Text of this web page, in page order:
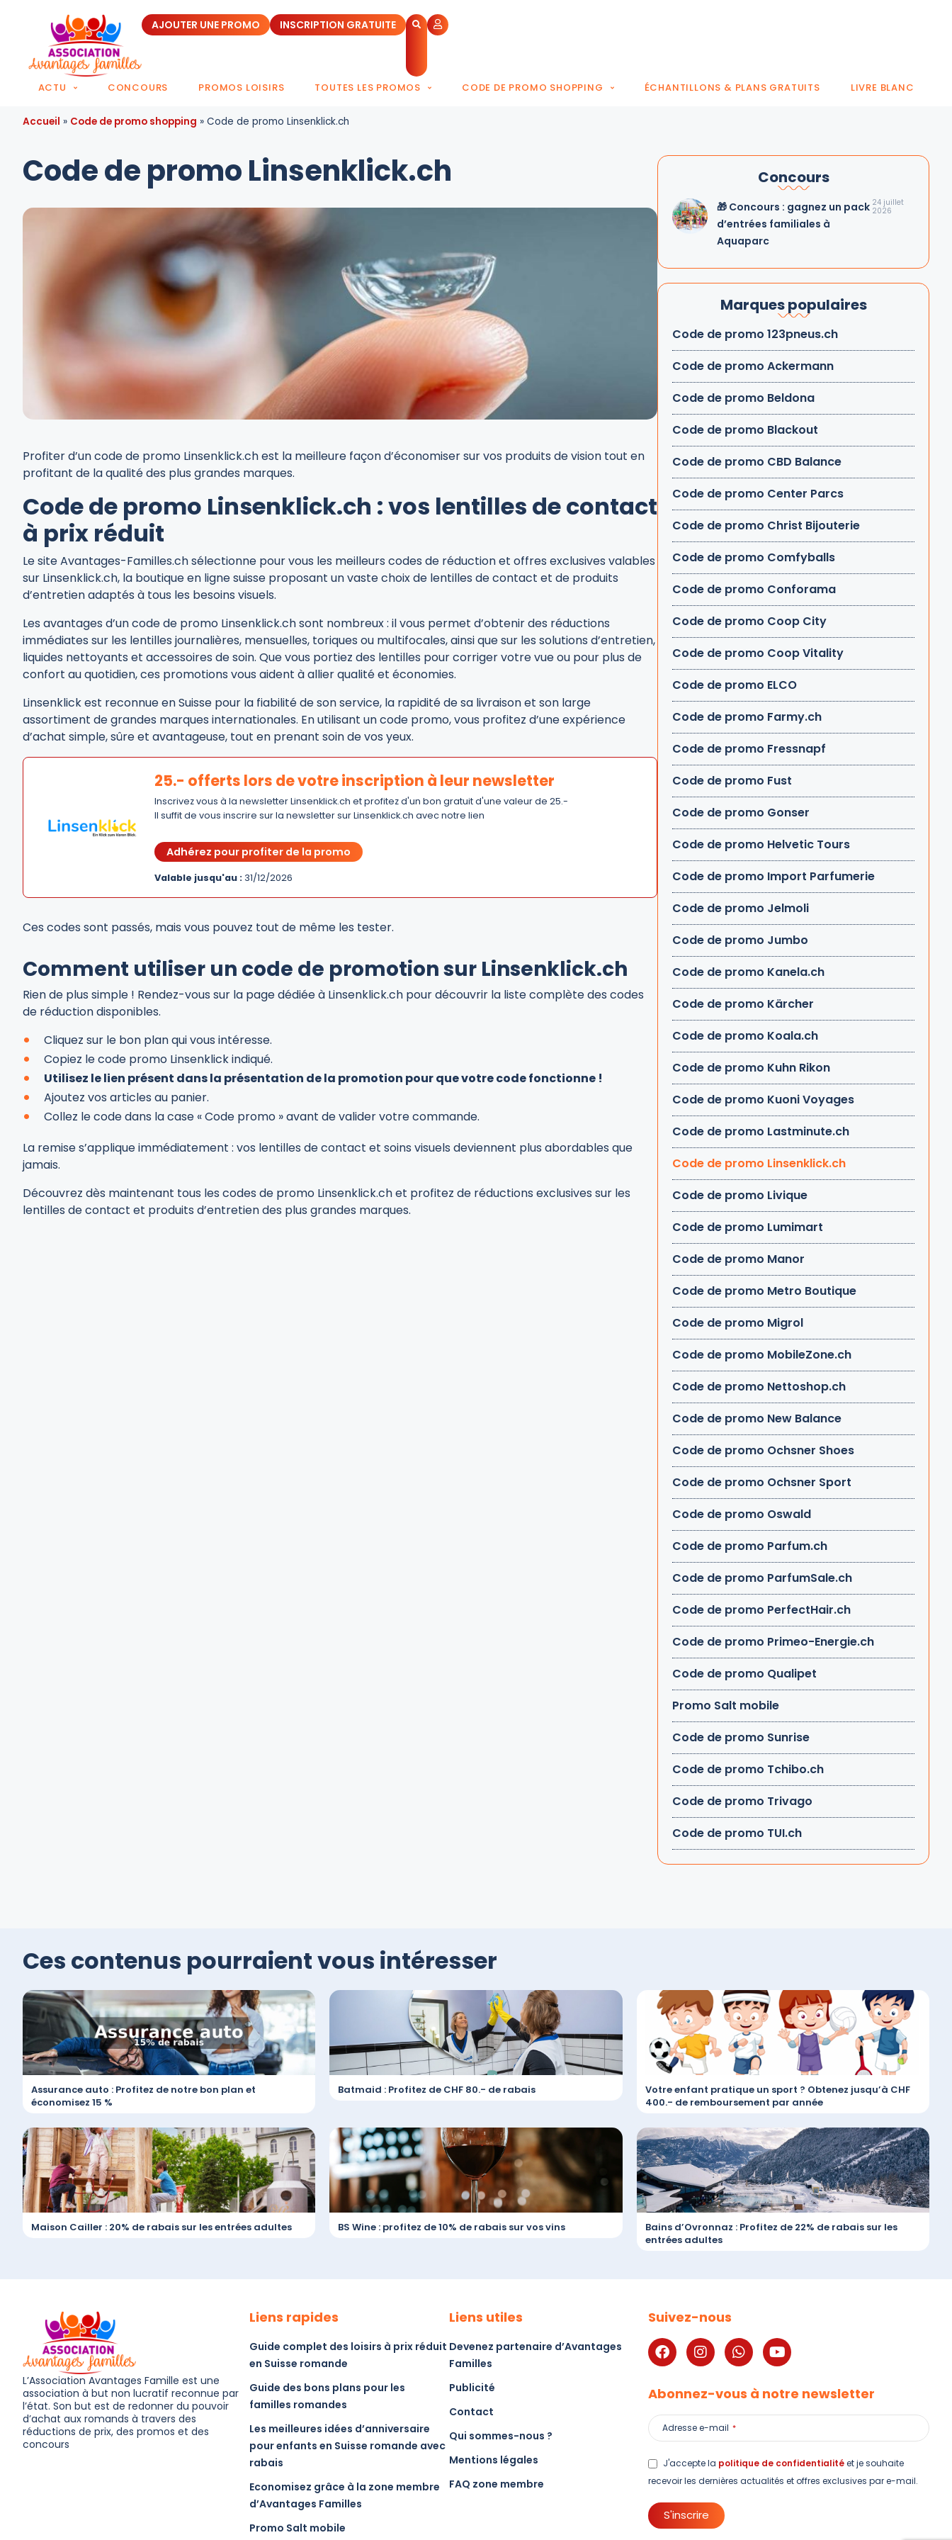
AJOUTER UNE PROMO INSCRIPTION GRATUITE
ACTU CONCOURS PROMOS LOISIRS TOUTES LES PROMOS CODE DE PROMO SHOPPING ÉCHANTILLONS & PLANS GRATUITS LIVRE BLANC
Accueil » Code de promo shopping » Code de promo Linsenklick.ch
Code de promo Linsenklick.ch
Profiter d’un code de promo Linsenklick.ch est la meilleure façon d’économiser sur vos produits de vision tout en
profitant de la qualité des plus grandes marques.
Code de promo Linsenklick.ch : vos lentilles de contact
à prix réduit
Le site Avantages-Familles.ch sélectionne pour vous les meilleurs codes de réduction et offres exclusives valables
sur Linsenklick.ch, la boutique en ligne suisse proposant un vaste choix de lentilles de contact et de produits
d’entretien adaptés à tous les besoins visuels.
Les avantages d’un code de promo Linsenklick.ch sont nombreux : il vous permet d’obtenir des réductions
immédiates sur les lentilles journalières, mensuelles, toriques ou multifocales, ainsi que sur les solutions d’entretien,
liquides nettoyants et accessoires de soin. Que vous portiez des lentilles pour corriger votre vue ou pour plus de
confort au quotidien, ces promotions vous aident à allier qualité et économies.
Linsenklick est reconnue en Suisse pour la fiabilité de son service, la rapidité de sa livraison et son large
assortiment de grandes marques internationales. En utilisant un code promo, vous profitez d’une expérience
d’achat simple, sûre et avantageuse, tout en prenant soin de vos yeux.
25.- offerts lors de votre inscription à leur newsletter
Inscrivez vous à la newsletter Linsenklick.ch et profitez d'un bon gratuit d'une valeur de 25.-
Il suffit de vous inscrire sur la newsletter sur Linsenklick.ch avec notre lien
Adhérez pour profiter de la promo
Valable jusqu'au :31/12/2026
Ces codes sont passés, mais vous pouvez tout de même les tester.
Comment utiliser un code de promotion sur Linsenklick.ch
Rien de plus simple ! Rendez-vous sur la page dédiée à Linsenklick.ch pour découvrir la liste complète des codes
de réduction disponibles.
Cliquez sur le bon plan qui vous intéresse.
Copiez le code promo Linsenklick indiqué.
Utilisez le lien présent dans la présentation de la promotion pour que votre code fonctionne !
Ajoutez vos articles au panier.
Collez le code dans la case « Code promo » avant de valider votre commande.
La remise s’applique immédiatement : vos lentilles de contact et soins visuels deviennent plus abordables que
jamais.
Découvrez dès maintenant tous les codes de promo Linsenklick.ch et profitez de réductions exclusives sur les
lentilles de contact et produits d’entretien des plus grandes marques.
Concours
🎁 Concours : gagnez un pack
d’entrées familiales à
Aquaparc
24 juillet
2026
Marques populaires
Code de promo 123pneus.ch
Code de promo Ackermann
Code de promo Beldona
Code de promo Blackout
Code de promo CBD Balance
Code de promo Center Parcs
Code de promo Christ Bijouterie
Code de promo Comfyballs
Code de promo Conforama
Code de promo Coop City
Code de promo Coop Vitality
Code de promo ELCO
Code de promo Farmy.ch
Code de promo Fressnapf
Code de promo Fust
Code de promo Gonser
Code de promo Helvetic Tours
Code de promo Import Parfumerie
Code de promo Jelmoli
Code de promo Jumbo
Code de promo Kanela.ch
Code de promo Kärcher
Code de promo Koala.ch
Code de promo Kuhn Rikon
Code de promo Kuoni Voyages
Code de promo Lastminute.ch
Code de promo Linsenklick.ch
Code de promo Livique
Code de promo Lumimart
Code de promo Manor
Code de promo Metro Boutique
Code de promo Migrol
Code de promo MobileZone.ch
Code de promo Nettoshop.ch
Code de promo New Balance
Code de promo Ochsner Shoes
Code de promo Ochsner Sport
Code de promo Oswald
Code de promo Parfum.ch
Code de promo ParfumSale.ch
Code de promo PerfectHair.ch
Code de promo Primeo-Energie.ch
Code de promo Qualipet
Promo Salt mobile
Code de promo Sunrise
Code de promo Tchibo.ch
Code de promo Trivago
Code de promo TUI.ch
Ces contenus pourraient vous intéresser
Assurance auto : Profitez de notre bon plan et
économisez 15 %
Batmaid : Profitez de CHF 80.- de rabais
Votre enfant pratique un sport ? Obtenez jusqu’à CHF
400.- de remboursement par année
Maison Cailler : 20% de rabais sur les entrées adultes BS Wine : profitez de 10% de rabais sur vos vins
Bains d’Ovronnaz : Profitez de 22% de rabais sur les
entrées adultes
L’Association Avantages Famille est une
association à but non lucratif reconnue par
l’état. Son but est de redonner du pouvoir
d’achat aux romands à travers des
réductions de prix, des promos et des
concours
Liens rapides
Guide complet des loisirs à prix réduit
en Suisse romande
Guide des bons plans pour les
familles romandes
Les meilleures idées d’anniversaire
pour enfants en Suisse romande avec
rabais
Economisez grâce à la zone membre
d’Avantages Familles
Promo Salt mobile
Liens utiles
Devenez partenaire d’Avantages
Familles
Publicité
Contact
Qui sommes-nous ?
Mentions légales
FAQ zone membre
Suivez-nous
Abonnez-vous à notre newsletter
Adresse e-mail *
J'accepte la politique de confidentialitéet je souhaite
recevoir les dernières actualités et offres exclusives par e-mail.
S'inscrire